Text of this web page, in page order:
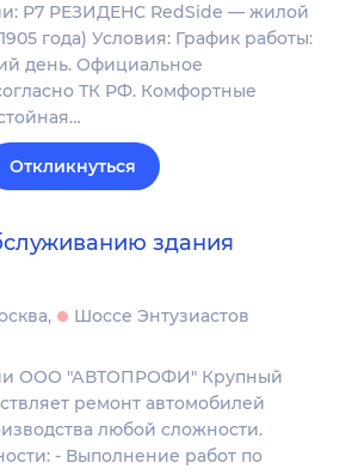
Р7 РЕЗИДЕНС RedSide — жилой
года) Условия: График работы:
день. Официальное
ТК РФ. Комфортные
Откликнуться
здания
Шоссе Энтузиастов
ООО "АВТОПРОФИ" Крупный
ремонт автомобилей
любой сложности.
- Выполнение работ по